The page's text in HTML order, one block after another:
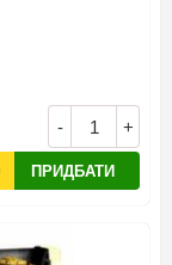
- +
ПРИДБАТИ